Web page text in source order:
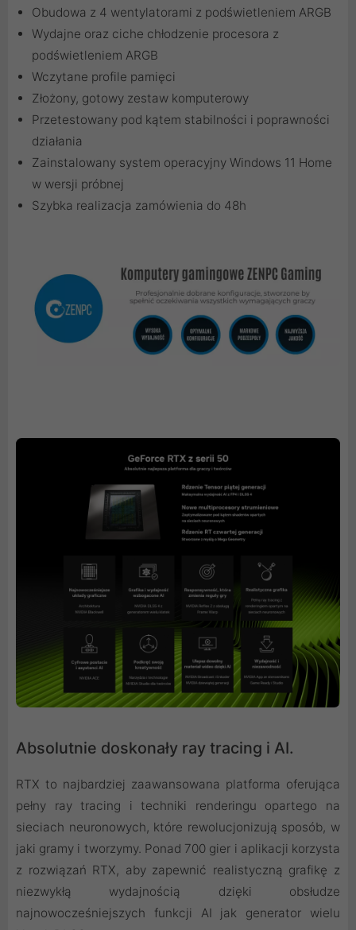
Obudowa z 4 wentylatorami z podświetleniem ARGB
Wydajne oraz ciche chłodzenie procesora z
podświetleniem ARGB
Wczytane profile pamięci
Złożony, gotowy zestaw komputerowy
Przetestowany pod kątem stabilności i poprawności
działania
Zainstalowany system operacyjny Windows 11 Home
w wersji próbnej
Szybka realizacja zamówienia do 48h
Absolutnie doskonały ray tracing i AI.
RTX to najbardziej zaawansowana platforma oferująca
pełny ray tracing i techniki renderingu opartego na
sieciach neuronowych, które rewolucjonizują sposób, w
jaki gramy i tworzymy. Ponad 700 gier i aplikacji korzysta
z rozwiązań RTX, aby zapewnić realistyczną grafikę z
niezwykłą wydajnością dzięki obsłudze
najnowocześniejszych funkcji AI jak generator wielu